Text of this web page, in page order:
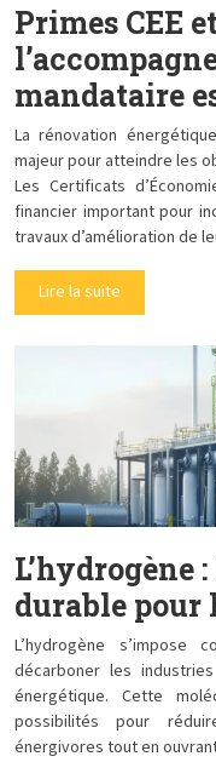
Primes CEE
mandataire
La rénovation
majeur pour atteindre les
Les Certificats
financier important pour
travaux d’amélioration de
Lire la suite
L’hydrogène
durable pour
L’hydrogène s’impose
décarboner les
énergétique. Cette
possibilités pour
énergivores tout en